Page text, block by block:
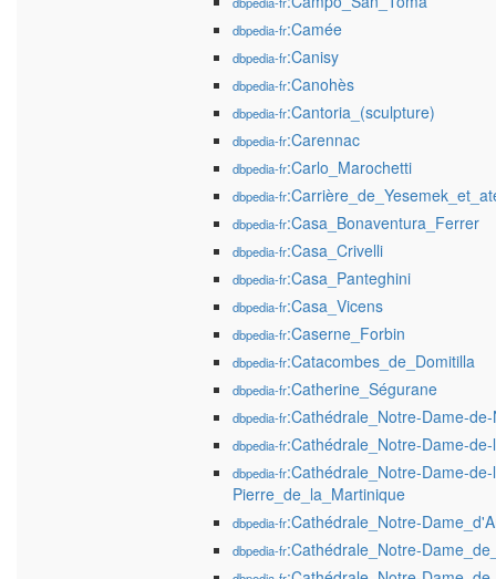
dbpedia-fr:Camée
dbpedia-fr:Canisy
dbpedia-fr:Canohès
dbpedia-fr:Cantoria_(sculpture)
dbpedia-fr:Carennac
dbpedia-fr:Carlo_Marochetti
dbpedia-fr
dbpedia-fr:Casa_Bonaventura_Ferrer
dbpedia-fr:Casa_Crivelli
dbpedia-fr:Casa_Panteghini
dbpedia-fr:Casa_Vicens
dbpedia-fr:Caserne_Forbin
dbpedia-fr:Catacombes_de_Domitilla
dbpedia-fr:Catherine_Ségurane
dbpedia-fr:Cathédrale_Notre-Dame-
dbpedia-fr:Cathédrale_Notre-Dame-
dbpedia-fr:Cathédrale_Notre-Dame-
Pierre_de_la_Martinique
dbpedia-fr:Cathédrale_Notre-
dbpedia-fr:Cathédrale_Notre-